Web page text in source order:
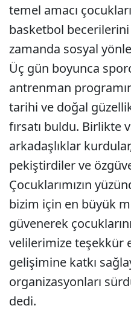
temel amacı
basketbol
zamanda sosyal
Üç gün boyunca
antrenman
tarihi ve doğal
fırsatı buldu. Birlikte
arkadaşlıklar
pekiştirdiler ve
Çocuklarımızın
bizim için en büyük
güvenerek
velilerimize teşekkür
gelişimine katkı
organizasyonları
dedi.